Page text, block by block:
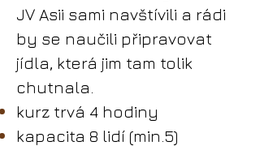
JV Asii sami navštívili a rádi
by se naučili připravovat
jídla, která jim tam tolik
chutnala.
kurz trvá 4 hodiny
kapacita 8 lidí (min.5)